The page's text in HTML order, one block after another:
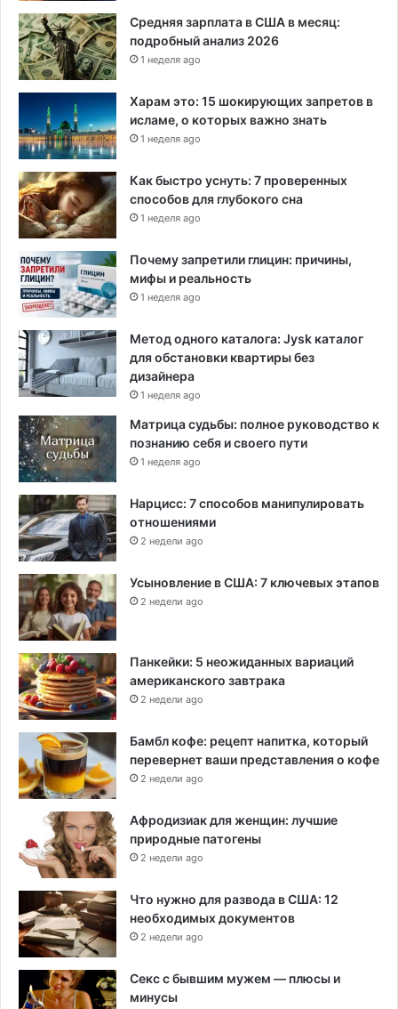
р
е
м
я
д
я
д
е
э
с
л
ц
и
»
Средняя зарплата в США в месяц:
подробный анализ 2026
1 неделя ago
Харам это: 15 шокирующих запретов в
исламе, о которых важно знать
1 неделя ago
Как быстро уснуть: 7 проверенных
способов для глубокого сна
1 неделя ago
Почему запретили глицин: причины,
мифы и реальность
1 неделя ago
Метод одного каталога: Jysk каталог
для обстановки квартиры без
дизайнера
1 неделя ago
Матрица судьбы: полное руководство к
познанию себя и своего пути
1 неделя ago
Нарцисс: 7 способов манипулировать
отношениями
2 недели ago
Усыновление в США: 7 ключевых этапов
2 недели ago
Панкейки: 5 неожиданных вариаций
американского завтрака
2 недели ago
Бамбл кофе: рецепт напитка, который
перевернет ваши представления о кофе
2 недели ago
Афродизиак для женщин: лучшие
природные патогены
2 недели ago
Что нужно для развода в США: 12
необходимых документов
2 недели ago
Секс с бывшим мужем — плюсы и
минусы